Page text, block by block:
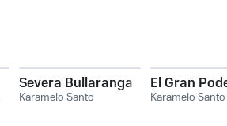
Severa Bullaranga!
Karamelo Santo
El Gran
Karamelo Santo